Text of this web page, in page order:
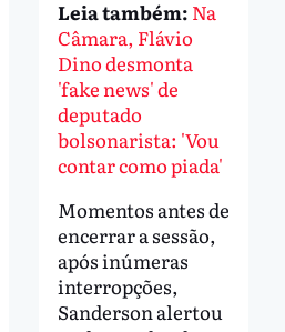
Leia também: Na
Câmara, Flávio
Dino desmonta
'fake news' de
deputado
bolsonarista: 'Vou
contar como piada'
Momentos antes de
encerrar a sessão,
após inúmeras
interropções,
Sanderson alertou